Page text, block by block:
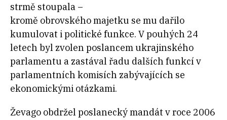
strmě stoupala –
kromě obrovského majetku se mu dařilo
kumulovat i politické funkce. V pouhých 24
letech byl zvolen poslancem ukrajinského
parlamentu a zastával řadu dalších funkcí v
parlamentních komisích zabývajících se
ekonomickými otázkami.
Ževago obdržel poslanecký mandát v roce 2006